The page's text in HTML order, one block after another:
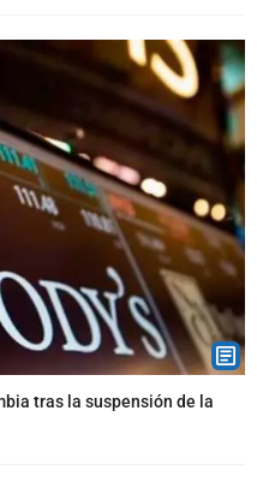
tras la suspensión de la